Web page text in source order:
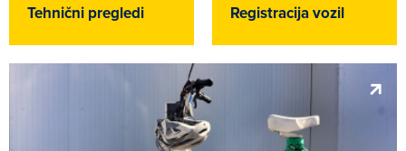
Tehnični pregledi Registracija vozil